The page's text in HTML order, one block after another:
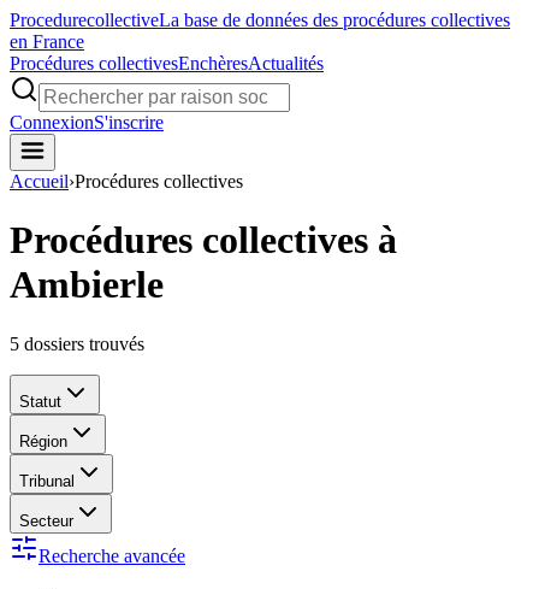
ProcedurecollectiveLa base de données des procédures collectives
en France
Procédures collectivesEnchèresActualités
ConnexionS'inscrire
Accueil›Procédures collectives
Procédures collectives à
Ambierle
5 dossiers trouvés
Statut
Région
Tribunal
Secteur
Recherche avancée